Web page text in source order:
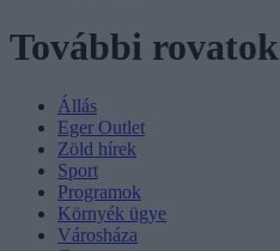
További rovatok
Állás
Eger Outlet
Zöld hírek
Sport
Programok
Környék ügye
Városháza